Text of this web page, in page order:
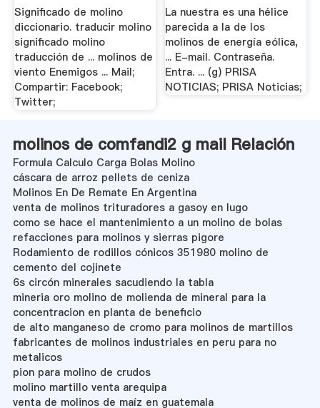
Significado de molino
diccionario. traducir molino
significado molino
traducción de ... molinos de
viento Enemigos ... Mail;
Compartir: Facebook;
Twitter;
La nuestra es una hélice
parecida a la de los
molinos de energía eólica,
... E-mail. Contraseña.
Entra. ... (g) PRISA
NOTICIAS; PRISA Noticias;
molinos de comfandi2 g mail Relación
Formula Calculo Carga Bolas Molino
cáscara de arroz pellets de ceniza
Molinos En De Remate En Argentina
venta de molinos trituradores a gasoy en lugo
como se hace el mantenimiento a un molino de bolas
refacciones para molinos y sierras pigore
Rodamiento de rodillos cónicos 351980 molino de
cemento del cojinete
6s circón minerales sacudiendo la tabla
mineria oro molino de molienda de mineral para la
concentracion en planta de beneficio
de alto manganeso de cromo para molinos de martillos
fabricantes de molinos industriales en peru para no
metalicos
pion para molino de crudos
molino martillo venta arequipa
venta de molinos de maíz en guatemala